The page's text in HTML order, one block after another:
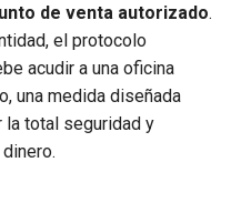
de venta autorizado.
el protocolo
acudir a una oficina
una medida diseñada
la total seguridad y